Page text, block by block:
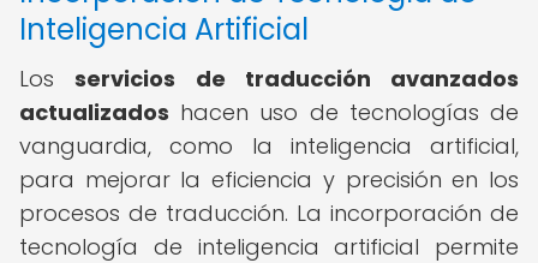
Inteligencia Artificial
Losservicios de traducción avanzados
actualizados hacen uso de tecnologías de
vanguardia, como la inteligencia artificial,
para mejorar la eficiencia y precisión en los
procesos de traducción. La incorporación de
tecnología de inteligencia artificial permite